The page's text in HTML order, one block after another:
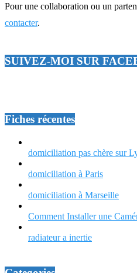
Pour une collaboration ou un
contacter.
SUIVEZ-MOI SUR
Fiches récentes
domiciliation pas chère sur
domiciliation à Paris
domiciliation à Marseille
Comment Installer une
radiateur a inertie